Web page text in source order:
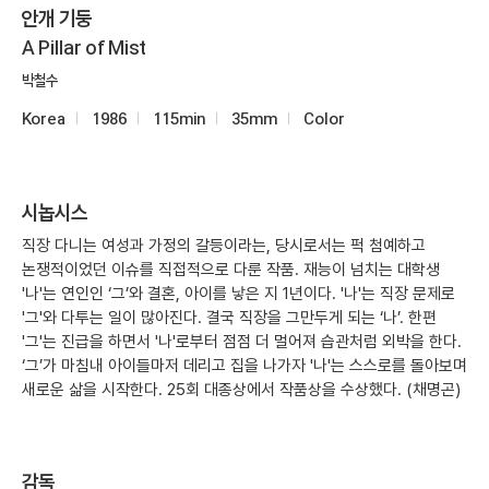
안개 기둥
A Pillar of Mist
박철수
Korea 1986 115min 35mm Color
시놉시스
직장 다니는 여성과 가정의 갈등이라는, 당시로서는 퍽 첨예하고
논쟁적이었던 이슈를 직접적으로 다룬 작품. 재능이 넘치는 대학생
'나'는 연인인 ‘그’와 결혼, 아이를 낳은 지 1년이다. '나'는 직장 문제로
'그'와 다투는 일이 많아진다. 결국 직장을 그만두게 되는 ‘나’. 한편
'그'는 진급을 하면서 '나'로부터 점점 더 멀어져 습관처럼 외박을 한다.
‘그’가 마침내 아이들마저 데리고 집을 나가자 '나'는 스스로를 돌아보며
새로운 삶을 시작한다. 25회 대종상에서 작품상을 수상했다. (채명곤)
감독